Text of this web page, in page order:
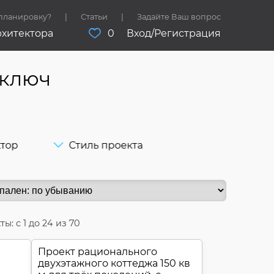
Статьи Задайте Ваш вопрос
0 Вход/Регистрация
Стиль проекта
с 1 до 24 из 70
Проект рационального
двухэтажного коттеджа 150 кв